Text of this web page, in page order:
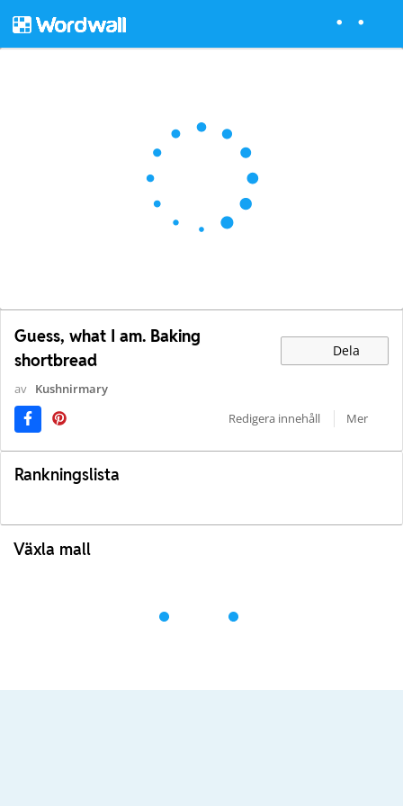
Guess, what I am. Baking
shortbread
Dela
av Kushnirmary
Redigera innehåll
Mer
Rankningslista
Växla mall